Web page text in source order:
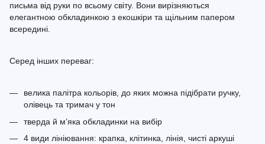
письма від руки по всьому світу. Вони вирізняються
елегантною обкладинкою з екошкіри та щільним папером
всередині.
Серед інших переваг:
велика палітра кольорів, до яких можна підібрати ручку,
олівець та тримач у тон
тверда й м’яка обкладинки на вибір
4 види лініювання: крапка, клітинка, лінія, чисті аркуші